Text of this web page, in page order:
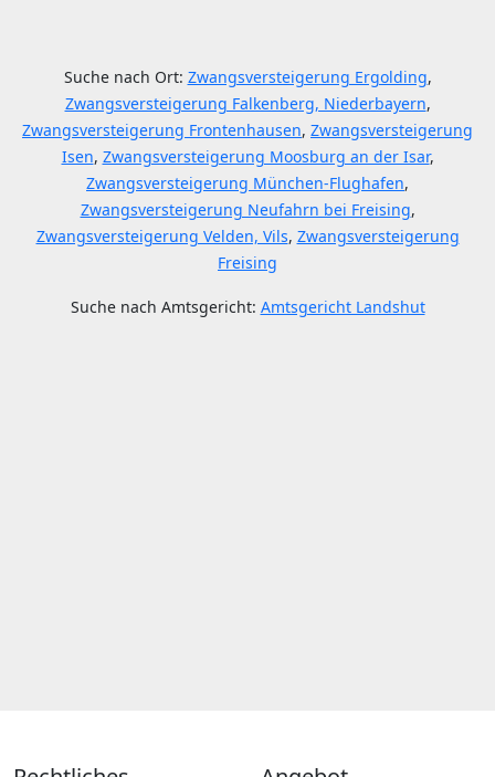
Suche nach Ort: Zwangsversteigerung Ergolding,
Zwangsversteigerung Falkenberg, Niederbayern,
Zwangsversteigerung Frontenhausen, Zwangsversteigerung
Isen, Zwangsversteigerung Moosburg an der Isar,
Zwangsversteigerung München-Flughafen,
Zwangsversteigerung Neufahrn bei Freising,
Zwangsversteigerung Velden, Vils, Zwangsversteigerung
Freising
Suche nach Amtsgericht: Amtsgericht Landshut